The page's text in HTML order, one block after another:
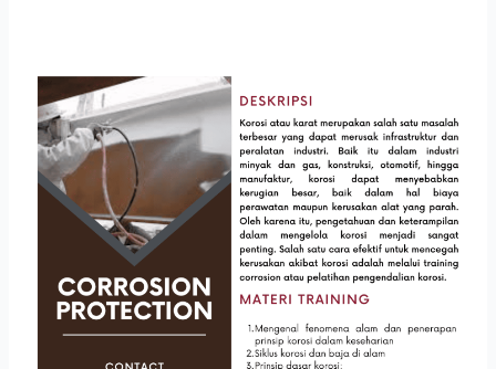
CORROSION
PROTECTION